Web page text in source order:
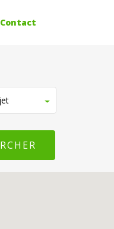
Contact